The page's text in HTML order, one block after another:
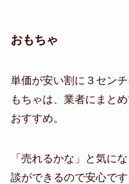
おもちゃ
単価が安い割に３セン
もちゃは、業者にまと
おすすめ。
「売れるかな」と気に
談ができるので安心です